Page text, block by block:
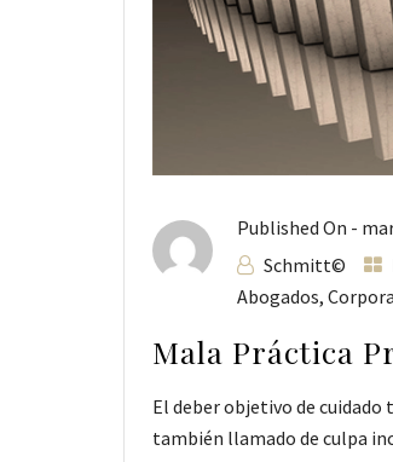
Published On -
Schmitt©
Abogados,
Mala Práctica
El deber objetivo de
también llamado de culpa